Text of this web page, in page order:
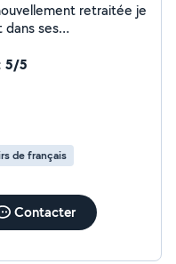
retraitée je
ses
5/5
de français
Contacter